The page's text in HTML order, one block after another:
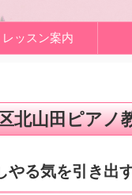
レッスン案内
北山田ピアノ
やる気を引き出